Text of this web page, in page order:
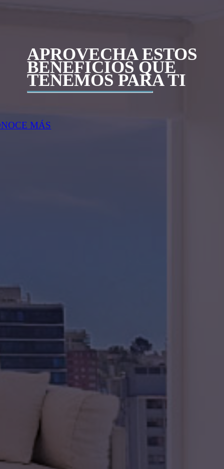
APROVECHA ESTOS
BENEFICIOS QUE
TENEMOS PARA TI
MÁS